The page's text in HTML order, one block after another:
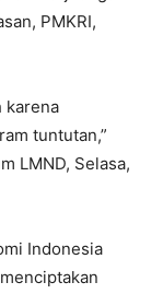
PMKRI,
karena
tuntutan,”
LMND, Selasa,
Indonesia